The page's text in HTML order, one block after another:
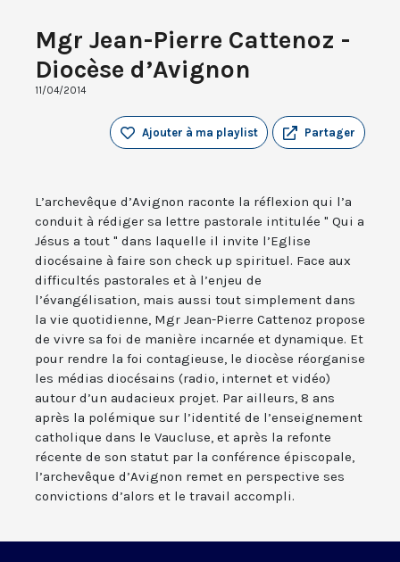
Mgr Jean-Pierre Cattenoz -
Diocèse d’Avignon
11/04/2014
Partager
Ajouter à ma playlist
L’archevêque d’Avignon raconte la réflexion qui l’a
conduit à rédiger sa lettre pastorale intitulée " Qui a
Jésus a tout " dans laquelle il invite l’Eglise
diocésaine à faire son check up spirituel. Face aux
difficultés pastorales et à l’enjeu de
l’évangélisation, mais aussi tout simplement dans
la vie quotidienne, Mgr Jean-Pierre Cattenoz propose
de vivre sa foi de manière incarnée et dynamique. Et
pour rendre la foi contagieuse, le diocèse réorganise
les médias diocésains (radio, internet et vidéo)
autour d’un audacieux projet. Par ailleurs, 8 ans
après la polémique sur l’identité de l’enseignement
catholique dans le Vaucluse, et après la refonte
récente de son statut par la conférence épiscopale,
l’archevêque d’Avignon remet en perspective ses
convictions d’alors et le travail accompli.